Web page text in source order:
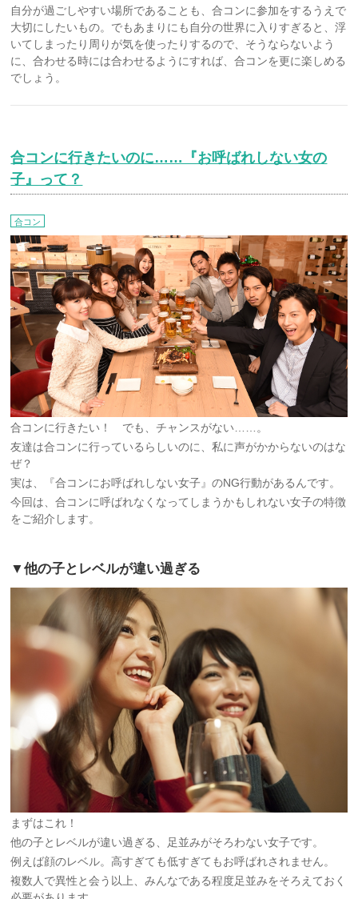
自分が過ごしやすい場所であることも、合コンに参加をするうえで
大切にしたいもの。でもあまりにも自分の世界に入りすぎると、浮
いてしまったり周りが気を使ったりするので、そうならないよう
に、合わせる時には合わせるようにすれば、合コンを更に楽しめる
でしょう。
合コンに行きたいのに……『お呼ばれしない女の
子』って？
合コン
合コンに行きたい！ でも、チャンスがない……。
友達は合コンに行っているらしいのに、私に声がかからないのはな
ぜ？
実は、『合コンにお呼ばれしない女子』のNG行動があるんです。
今回は、合コンに呼ばれなくなってしまうかもしれない女子の特徴
をご紹介します。
▼他の子とレベルが違い過ぎる
まずはこれ！
他の子とレベルが違い過ぎる、足並みがそろわない女子です。
例えば顔のレベル。高すぎても低すぎてもお呼ばれされません。
複数人で異性と会う以上、みんなである程度足並みをそろえておく